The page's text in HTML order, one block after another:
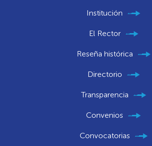
Institución
El Rector
Reseña histórica
Directorio
Transparencia
Convenios
Convocatorias